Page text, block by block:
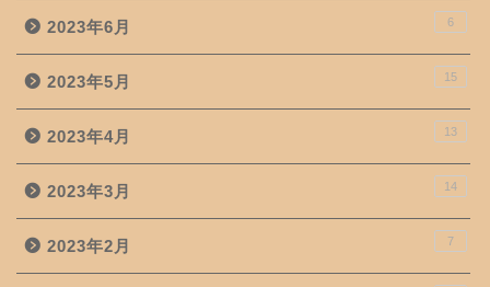
2023年6月 6
2023年5月 15
2023年4月 13
2023年3月 14
2023年2月 7